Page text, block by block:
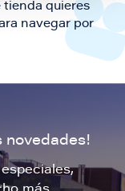
tienda quieres
navegar por
novedades!